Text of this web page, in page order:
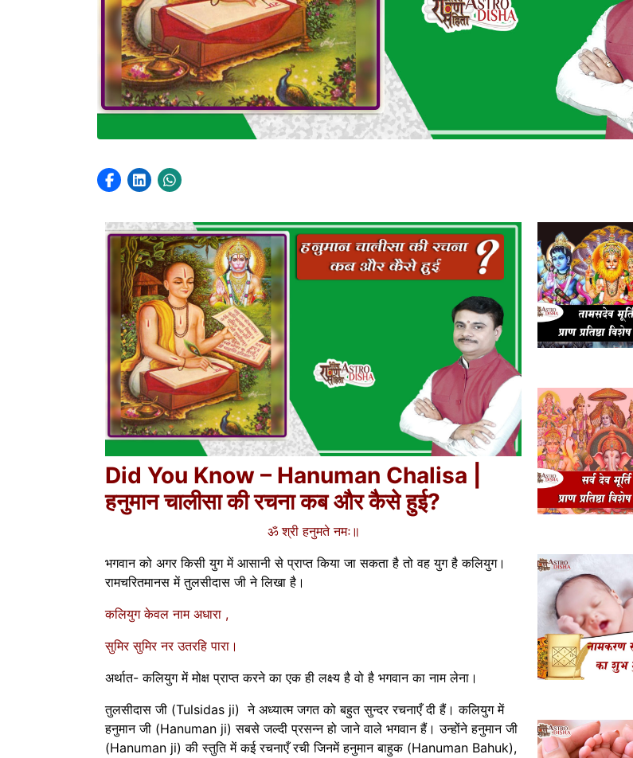
Did You Know – Hanuman Chalisa |
हनुमान चालीसा की रचना कब और कैसे हुई?
ॐ श्री हनुमते नमः॥
भगवान को अगर किसी युग में आसानी से प्राप्त किया जा सकता है तो वह युग है कलियुग।
रामचरितमानस में तुलसीदास जी ने लिखा है।
कलियुग केवल नाम अधारा ,
सुमिर सुमिर नर उतरहि पारा।
अर्थात- कलियुग में मोक्ष प्राप्त करने का एक ही लक्ष्य है वो है भगवान का नाम लेना।
तुलसीदास जी (Tulsidas ji) ने अध्यात्म जगत को बहुत सुन्दर रचनाएँ दी हैं। कलियुग में
हनुमान जी (Hanuman ji) सबसे जल्दी प्रसन्न हो जाने वाले भगवान हैं। उन्होंने हनुमान जी
(Hanuman ji) की स्तुति में कई रचनाएँ रची जिनमें हनुमान बाहुक (Hanuman Bahuk),